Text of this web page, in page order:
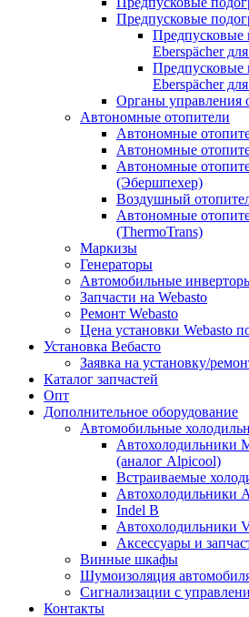
Предпусковые
Предпусковые
Eberspächer
Предпусковые
Eberspächer
Органы управления
Автономные отопители
Автономные
Автономные
Автономные
(Эбершпехер)
Воздушный
Автономные
(ThermoTrans)
Маркизы
Генераторы
Автомобильные
Запчасти на Webasto
Ремонт Webasto
Цена установки Webasto
Установка Вебасто
Заявка на установку/
Каталог запчастей
Опт
Дополнительное оборудование
Автомобильные
Автохолодильники
(аналог Alpicool)
Встраиваемые
Автохолодильники
Indel B
Автохолодильники
Аксессуары и
Винные шкафы
Шумоизоляция
Сигнализации с
Контакты